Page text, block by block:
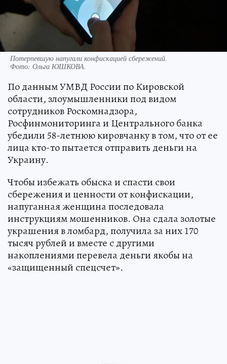
Потерпевшую напугали конфискацией сбережений.
Фото: Ольга ЮШКОВА.
По данным УМВД России по Кировской
области, злоумышленники под видом
сотрудников Роскомнадзора,
Росфинмониторинга и Центрального банка
убедили 58-летнюю кировчанку в том, что от ее
лица кто-то пытается отправить деньги на
Украину.
Чтобы избежать обыска и спасти свои
сбережения и ценности от конфискации,
напуганная женщина последовала
инструкциям мошенников. Она сдала золотые
украшения в ломбард, получила за них 170
тысяч рублей и вместе с другими
накоплениями перевела деньги якобы на
«защищенный спецсчет».